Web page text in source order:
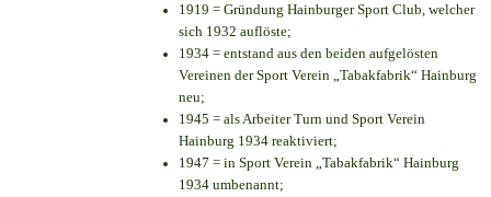
1919 = Gründung Hainburger Sport Club, welcher
sich 1932 auflöste;
1934 = entstand aus den beiden aufgelösten
Vereinen der Sport Verein „Tabakfabrik“ Hainburg
neu;
1945 = als Arbeiter Turn und Sport Verein
Hainburg 1934 reaktiviert;
1947 = in Sport Verein „Tabakfabrik“ Hainburg
1934 umbenannt;